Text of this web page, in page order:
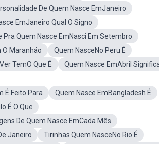
De Quem Nasce EmJaneiro
EmJaneiro Qual O Signo
Pra Quem Nasce EmNasci Em Setembro
O Maranháo
Quem NasceNo Peru É
Ver TemO Que É
Quem Nasce EmAbril
É Feito Para
Quem Nasce EmBangladesh É
É O Que
De Quem Nasce EmCada Mês
Janeiro
Tirinhas Quem NasceNo Rio É